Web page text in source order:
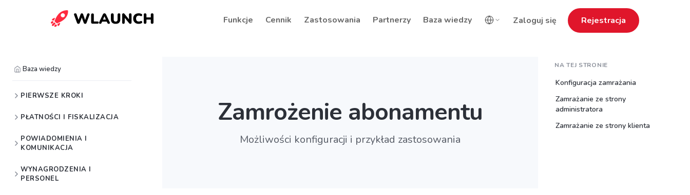
Zaloguj się Rejestracja
Funkcje Cennik Zastosowania Partnerzy Baza wiedzy
Baza wiedzy
PIERWSZE KROKI
PŁATNOŚCI I FISKALIZACJA
POWIADOMIENIA I
KOMUNIKACJA
WYNAGRODZENIA I
PERSONEL
Zamrożenie abonamentu
Możliwości konfiguracji i przykład zastosowania
NA TEJ STRONIE
Konfiguracja zamrażania
Zamrażanie ze strony
administratora
Zamrażanie ze strony klienta